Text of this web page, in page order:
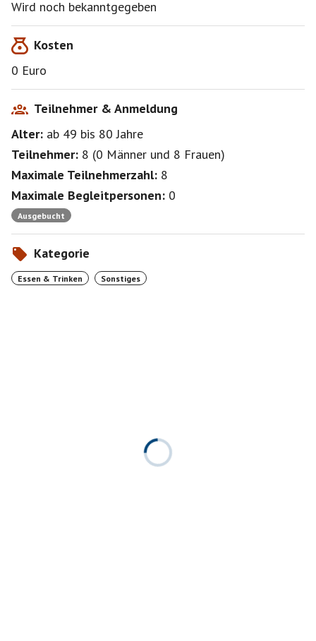
Wird noch bekanntgegeben
Kosten
0 Euro
Teilnehmer & Anmeldung
Alter: ab 49 bis 80Jahre
Teilnehmer: 8 (0 Männer und 8 Frauen)
Maximale Teilnehmerzahl: 8
Maximale Begleitpersonen: 0
Ausgebucht
Kategorie
Essen & Trinken Sonstiges